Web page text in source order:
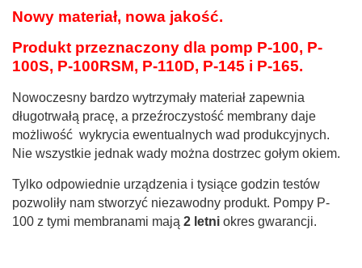
Nowy materiał, nowa jakość.
Produkt przeznaczony dla pomp P-100, P-
100S, P-100RSM, P-110D, P-145 i P-165.
Nowoczesny bardzo wytrzymały materiał zapewnia
długotrwałą pracę, a przeźroczystość membrany daje
możliwość wykrycia ewentualnych wad produkcyjnych.
Nie wszystkie jednak wady można dostrzec gołym okiem.
Tylko odpowiednie urządzenia i tysiące godzin testów
pozwoliły nam stworzyć niezawodny produkt. Pompy P-
100 z tymi membranami mają 2 letni okres gwarancji.